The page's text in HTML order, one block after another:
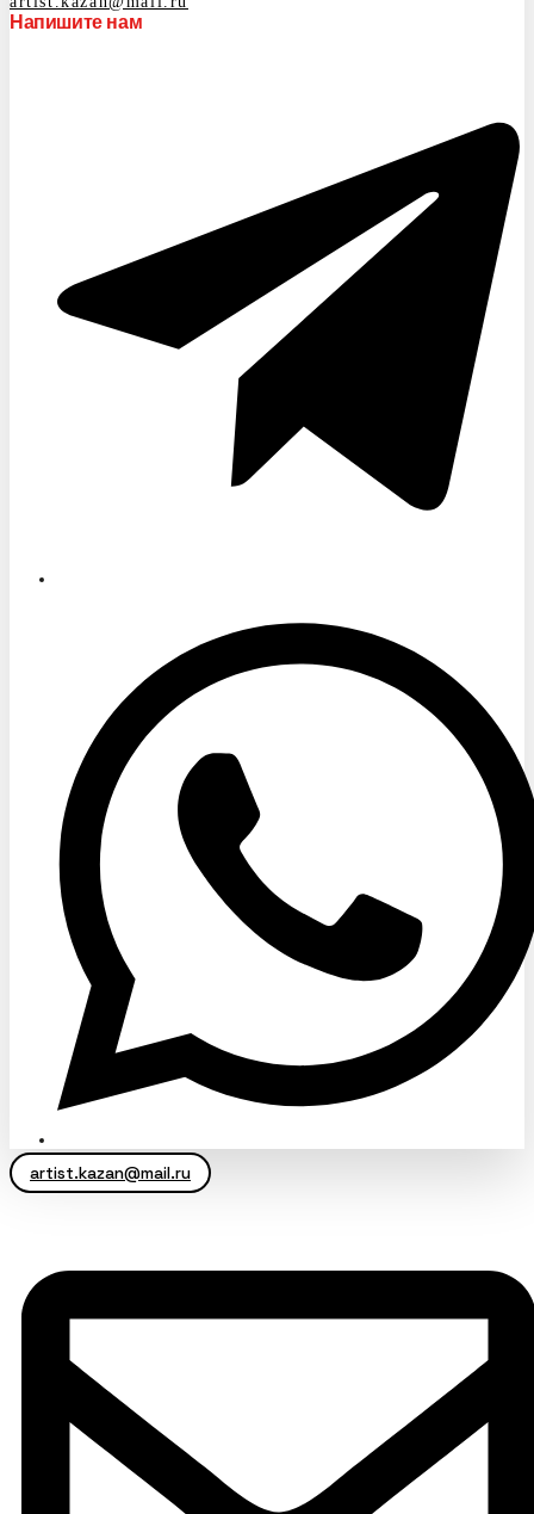
Напишите нам
artist.kazan@mail.ru